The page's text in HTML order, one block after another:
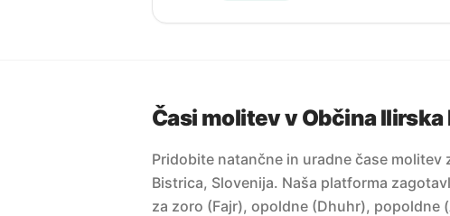
Časi molitev v Občina
Pridobite natančne in uradne čase molitev
Bistrica, Slovenija. Naša platforma
za zoro (Fajr), opoldne (Dhuhr), popoldne